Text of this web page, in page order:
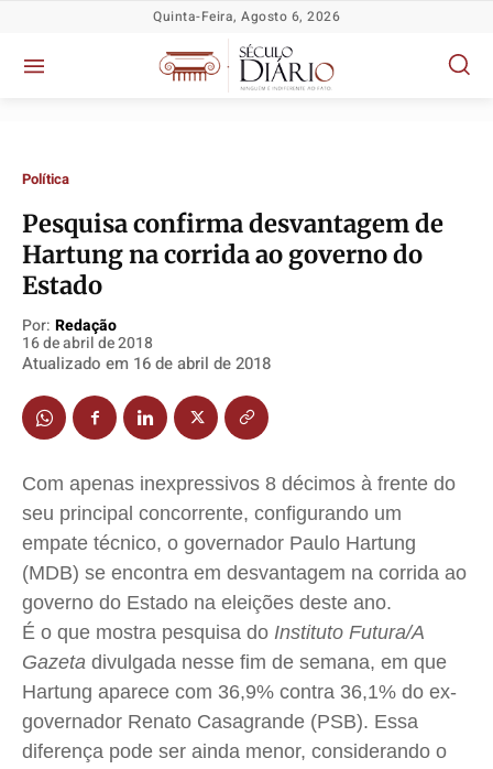
Política
Socioeconômicas
TV Século
Justiça
Segurança
Saúde
Cidades
Direitos
Economia
Cultura
Colunas
Caetano Roque
Gustavo Bastos
Jr Mignone (in memorian)
Política
Socioeconômicas
TV Século
Justiça
Segurança
Saúde
Cidades
Direitos
Economia
Cultura
Colunas
Caetano Roque
Gustavo Bastos
Jr Mignone (in memorian)
Política
Socioeconômicas
TV Século
Justiça
Segurança
Saúde
Cidades
Direitos
Economia
Cultura
Colunas
Caetano Roque
Gustavo Bastos
Jr Mignone (in memorian)
Política
Socioeconômicas
TV Século
Justiça
Segurança
Saúde
Cidades
Direitos
Economia
Cultura
Colunas
Caetano Roque
Gustavo Bastos
Jr Mignone (in memorian)
Quinta-Feira, Agosto 6, 2026
Política
Pesquisa confirma desvantagem de
Hartung na corrida ao governo do
Estado
Por: Redação
16 de abril de 2018
Atualizado em 16 de abril de 2018
Com apenas inexpressivos 8 décimos à frente do
seu principal concorrente, configurando um
empate técnico, o governador Paulo Hartung
(MDB) se encontra em desvantagem na corrida ao
governo do Estado na eleições deste ano.
É o que mostra pesquisa do Instituto Futura/A
Gazeta divulgada nesse fim de semana, em que
Hartung aparece com 36,9% contra 36,1% do ex-
governador Renato Casagrande (PSB). Essa
diferença pode ser ainda menor, considerando o